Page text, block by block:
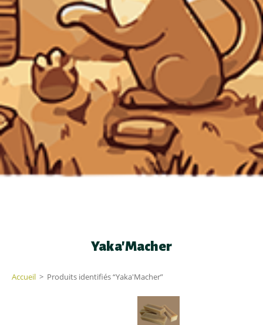
Yaka'Macher
Accueil > Produits identifiés “Yaka'Macher”